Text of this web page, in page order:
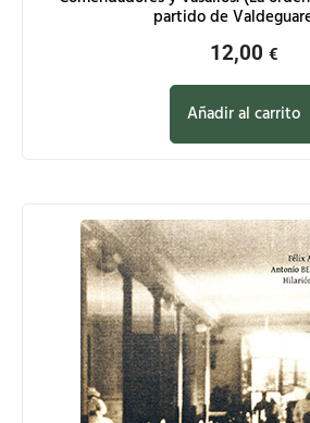
partido de
12,00 €
Añadir al carrito